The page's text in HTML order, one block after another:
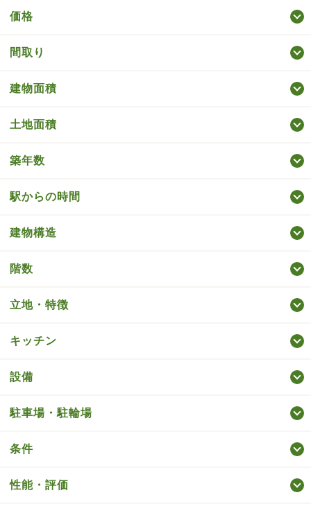
価格
間取り
建物面積
土地面積
築年数
駅からの時間
建物構造
階数
立地・特徴
キッチン
設備
駐車場・駐輪場
条件
性能・評価